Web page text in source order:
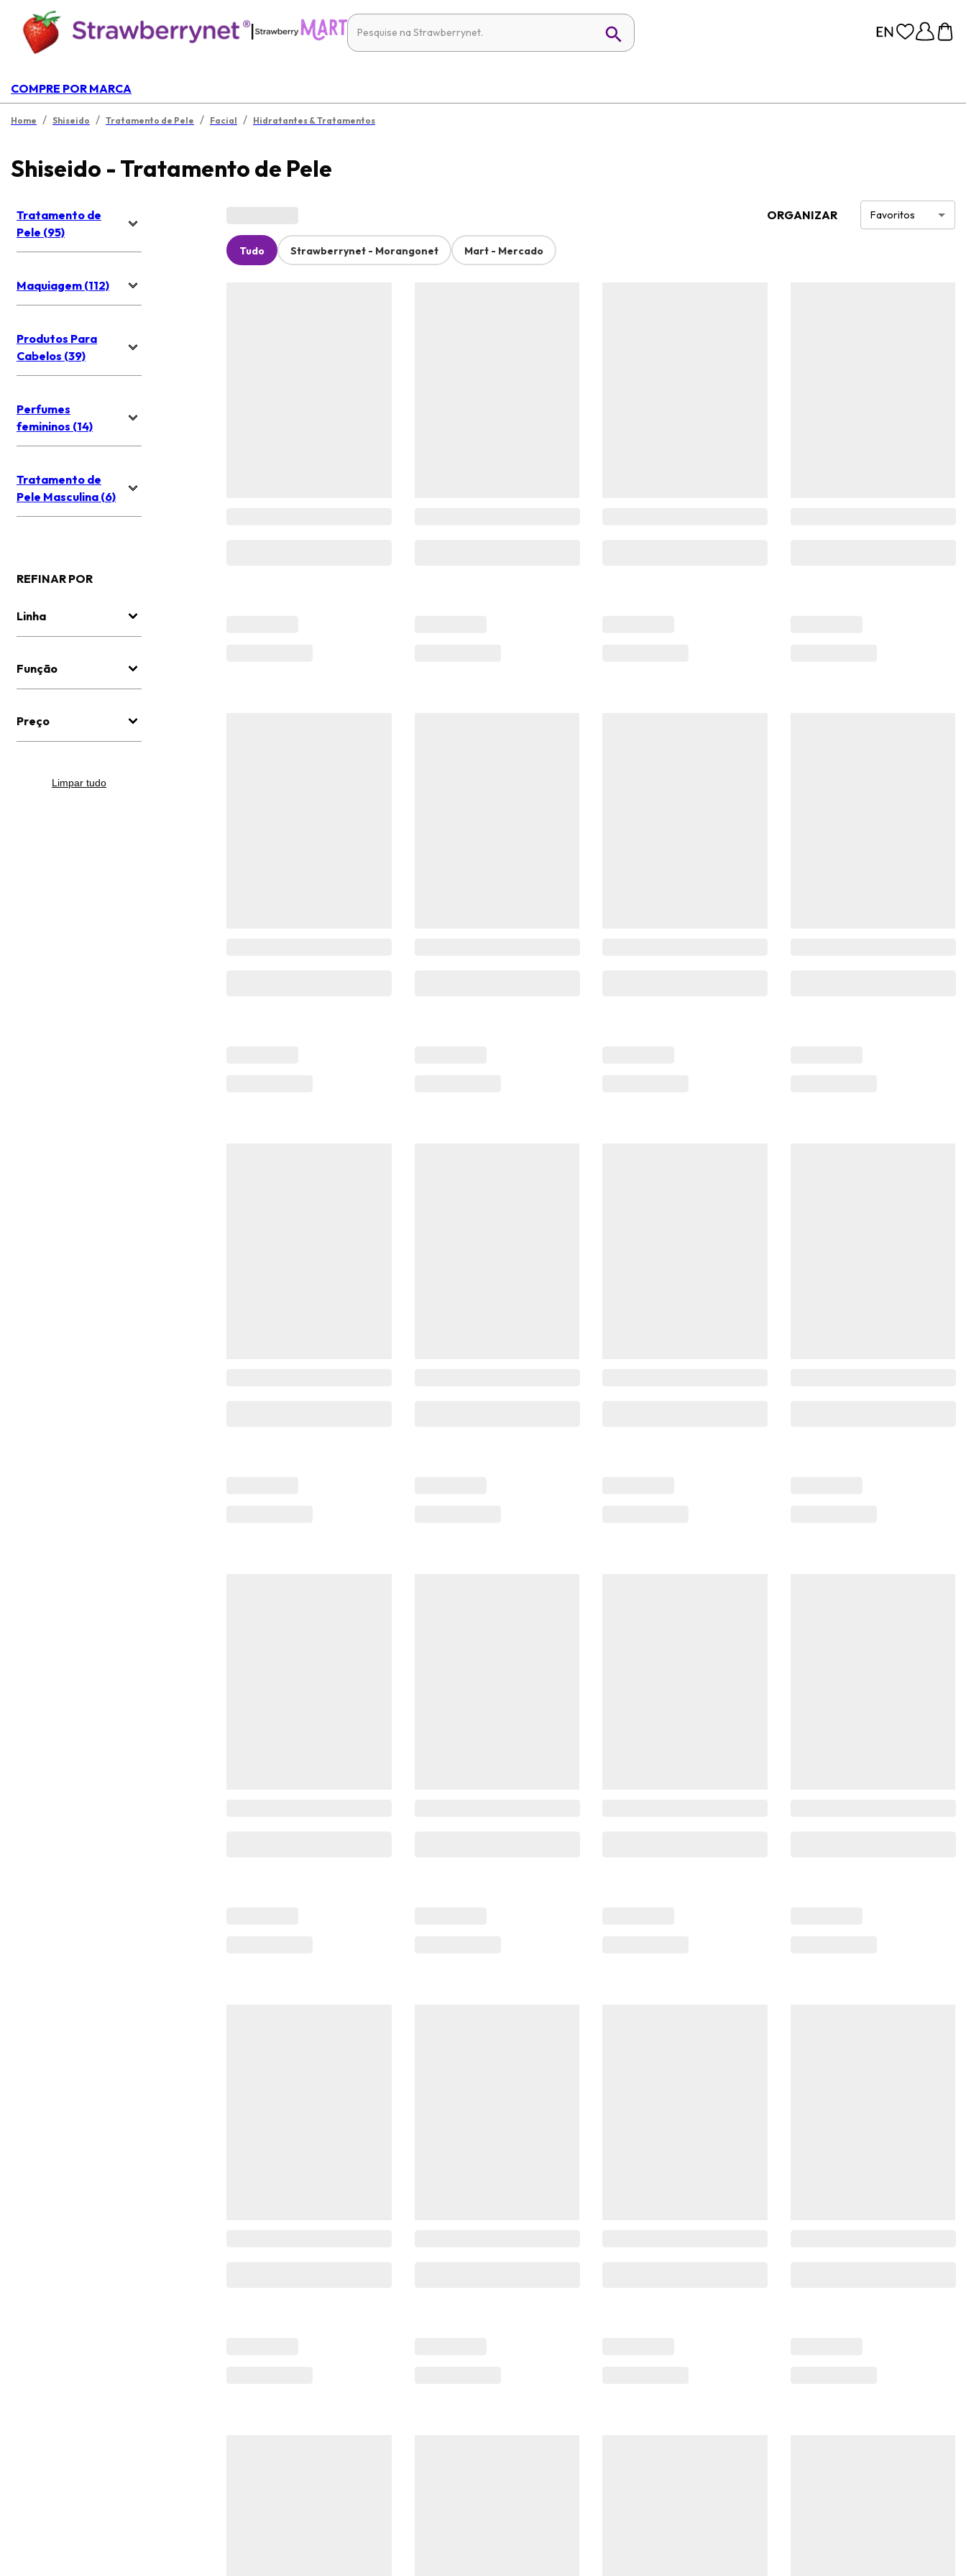
|
COMPRE POR MARCA
Home / Shiseido / Tratamento de Pele / Facial / Hidratantes & Tratamentos
Shiseido - Tratamento de Pele
Tratamento de
Pele (95)
Maquiagem (112)
Produtos Para
Cabelos (39)
Perfumes
femininos (14)
Tratamento de
Pele Masculina (6)
REFINAR POR
Linha
Função
Preço
Limpar tudo
ORGANIZAR Favoritos
Tudo Strawberrynet - Morangonet Mart - Mercado